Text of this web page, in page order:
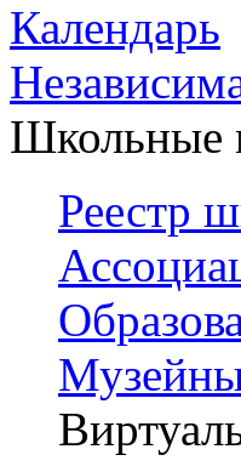
Календарь
Школьные
Реестр